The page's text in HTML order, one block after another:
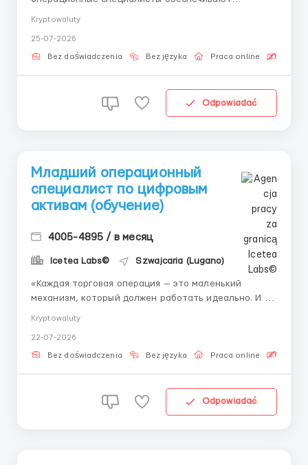
технологий и финансов. Операционный специалист
— это человек, который понимает и то, и другое.
Kryptowaluty
25-07-2026
Bez doświadczenia Bez języka Praca online
Odpowiadać
Младший операционный
специалист по цифровым
активам (обучение)
4005-4895 / в месяц
Icetea Labs© Szwajcaria (Lugano)
«Каждая торговая операция — это маленький
механизм, который должен работать идеально. И мы
биржевых площадках. Именно правильный клиринг и
своевременное сведение балансов гарантируют
Kryptowaluty
22-07-2026
Bez doświadczenia Bez języka Praca online
Odpowiadać